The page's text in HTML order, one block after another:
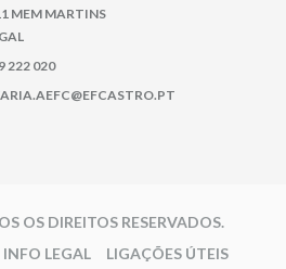
MEM MARTINS
222 020
OS DIREITOS RESERVADOS.
INFO LEGAL
LIGAÇÕES ÚTEIS